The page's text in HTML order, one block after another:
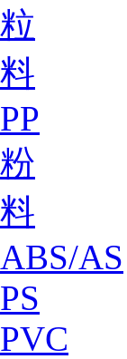
粒
料
PP
粉
料
ABS/AS
PS
PVC